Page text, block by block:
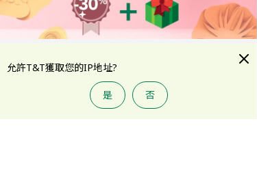
美妝個護，低至7折
購買更多
韓系護膚精選 夏季防曬
-17%
大統華積分 折扣專區
允許T&T獲取您的IP地址?
是 否